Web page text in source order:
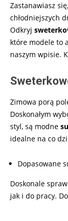
20
Zastanawiasz
chłodniejszych
Odkryj
które modele to
naszym wpisie.
Zimowa porą
Doskonałym
styl, są modne
idealne na co
Dopasowane
Doskonale
jak i do pracy.